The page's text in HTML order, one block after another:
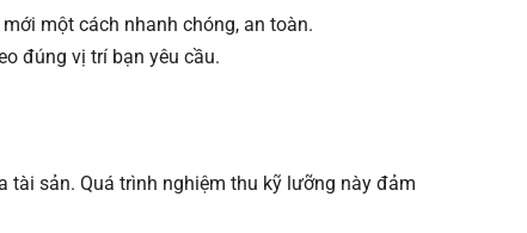
một cách nhanh chóng, an toàn.
đúng vị trí bạn yêu cầu.
tài sản. Quá trình nghiệm thu kỹ lưỡng này đảm